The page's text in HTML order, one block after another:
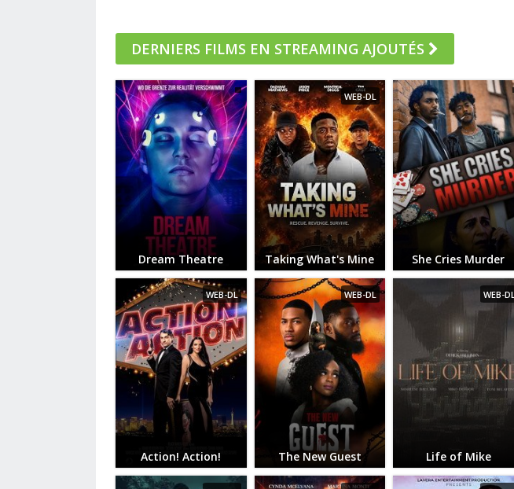
DERNIERS FILMS EN STREAMING AJOUTÉS
Dream Theatre
WEB-DL
Taking What's Mine She Cries Murder
WEB-DL
Action! Action!
WEB-DL
The New Guest
WEB-DL
Life of Mike